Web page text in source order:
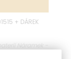
+ DÁREK
Náramek -